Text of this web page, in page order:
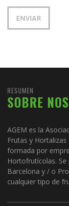
RESUMEN
SOBRE
AGEM es la
Frutas y
formada por
Hortofrutícolas.
Barcelona y / o
cualquier tipo de